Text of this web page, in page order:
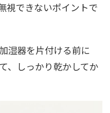
視できないポイントで
湿器を片付ける前に
、しっかり乾かしてか